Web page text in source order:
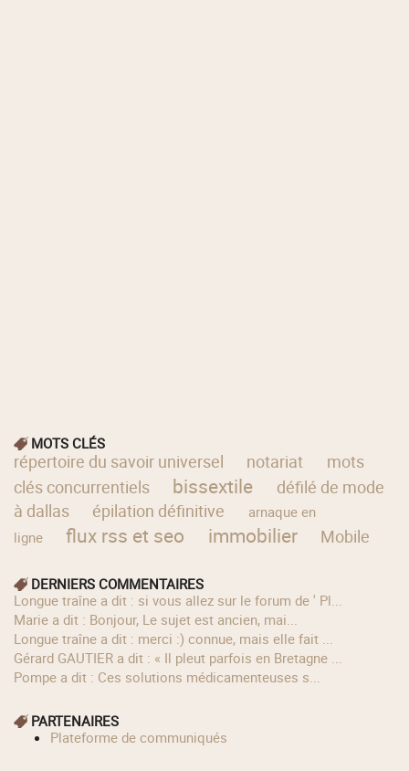
MOTS CLÉS
répertoire du savoir universel notariat
mots
clés concurrentiels
bissextile
défilé de mode
à dallas
épilation définitive
arnaque en
ligne
flux rss et seo immobilier Mobile
DERNIERS COMMENTAIRES
longue traîne a dit : si vous allez sur le forum de ' Pl...
Marie a dit : Bonjour, Le sujet est ancien, mai...
longue traîne a dit : merci :) connue, mais elle fait ...
Gérard GAUTIER a dit : « Il pleut parfois en Bretagne ...
Pompe a dit : Ces solutions médicamenteuses s...
PARTENAIRES
Plateforme de communiqués